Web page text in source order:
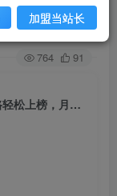
关注
764 91
（7011期）全网首发，靠王铲铲的致富之路轻松上榜，月入过万，骚操作玩法，教程＋资料
加盟当站长